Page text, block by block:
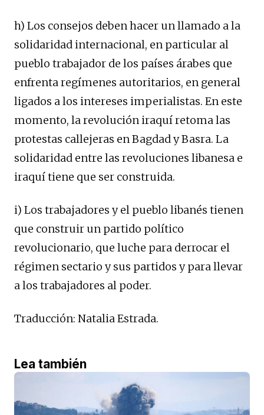
h) Los consejos deben hacer un llamado a la
solidaridad internacional, en particular al
pueblo trabajador de los países árabes que
enfrenta regímenes autoritarios, en general
ligados a los intereses imperialistas. En este
momento, la revolución iraquí retoma las
protestas callejeras en Bagdad y Basra. La
solidaridad entre las revoluciones libanesa e
iraquí tiene que ser construida.
i) Los trabajadores y el pueblo libanés tienen
que construir un partido político
revolucionario, que luche para derrocar el
régimen sectario y sus partidos y para llevar
a los trabajadores al poder.
Traducción: Natalia Estrada.
Lea también